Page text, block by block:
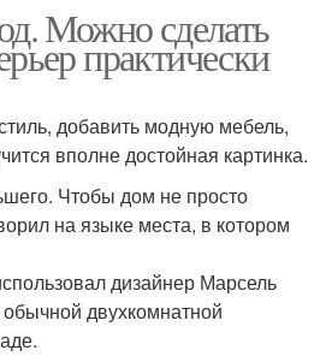
Можно сделать
практически
добавить модную мебель,
вполне достойная картинка.
Чтобы дом не просто
на языке места, в котором
дизайнер Марсель
двухкомнатной